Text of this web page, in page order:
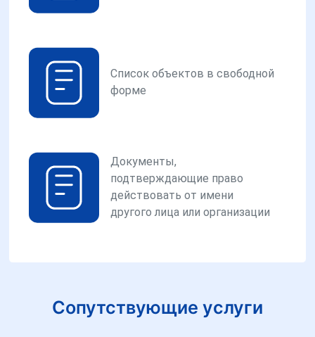
Список объектов в свободной
форме
Документы,
подтверждающие право
действовать от имени
другого лица или организации
Сопутствующие услуги